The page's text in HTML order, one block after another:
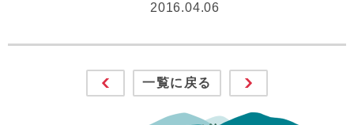
2016.04.06
一覧に戻る